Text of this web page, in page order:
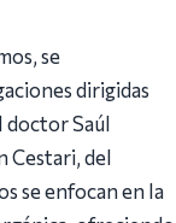
se
dirigidas
doctor Saúl
Cestari, del
se enfocan en la